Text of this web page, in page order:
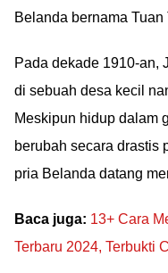
Belanda bernama Tuan
Pada dekade 1910-an,
di sebuah desa kecil
Meskipun hidup dalam
berubah secara drastis
pria Belanda datang
Baca juga: 13+ Cara
Terbaru 2024, Terbukti